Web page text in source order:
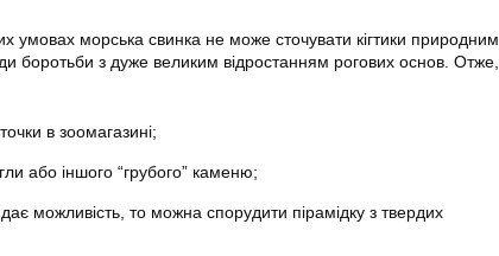
умовах морська свинка не може сточувати кігтики природним
боротьби з дуже великим відростанням рогових основ. Отже,
в зоомагазині;
або іншого “грубого” каменю;
можливість, то можна спорудити пірамідку з твердих